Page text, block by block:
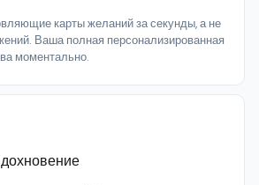
карты желаний за секунды, а не
Ваша полная персонализированная
моментально.